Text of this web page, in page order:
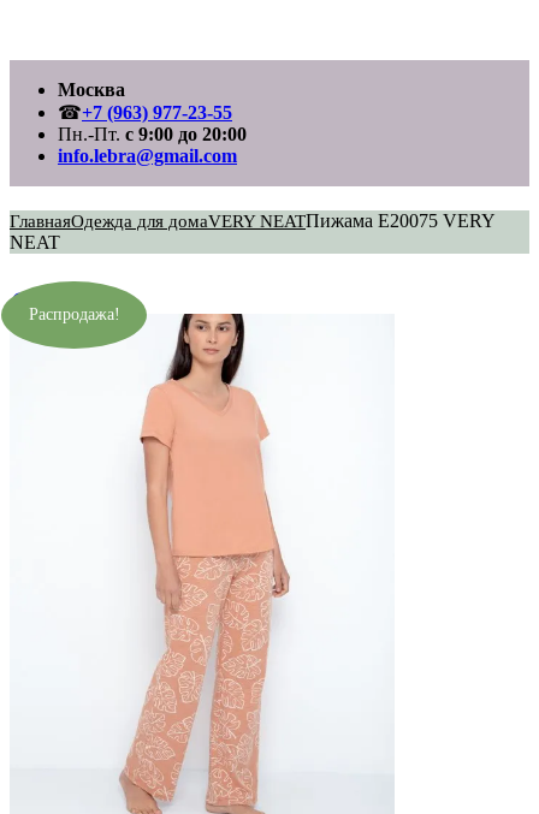
содержимому
Москва
☎+7 (963) 977-23-55
Пн.-Пт. с 9:00 до 20:00
info.lebra@gmail.com
ГлавнаяОдежда для домаVERY NEATПижама E20075 VERY
NEAT
Распродажа!